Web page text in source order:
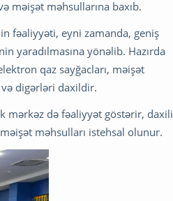
məişət məhsullarına baxıb.
fəaliyyəti, eyni zamanda, geniş
yaradılmasına yönəlib. Hazırda
qaz sayğacları, məişət
digərləri daxildir.
mərkəz də fəaliyyət göstərir, daxili
məhsulları istehsal olunur.